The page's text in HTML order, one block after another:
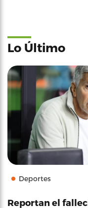
Lo Último
Deportes
Reportan el